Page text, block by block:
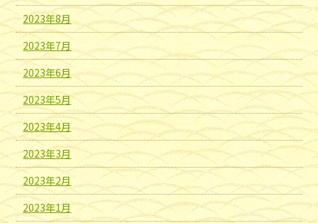
2023年8月
2023年7月
2023年6月
2023年5月
2023年4月
2023年3月
2023年2月
2023年1月